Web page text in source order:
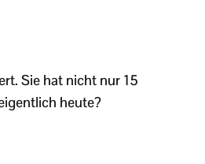
Sie hat nicht nur 15
heute?